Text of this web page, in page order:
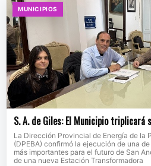
MUNICIPIOS
S. A. de Giles: El Municipio triplicará
La Dirección Provincial de Energía de la
(DPEBA) confirmó la ejecución de una
más importantes para el futuro de San
de una nueva Estación Transformadora